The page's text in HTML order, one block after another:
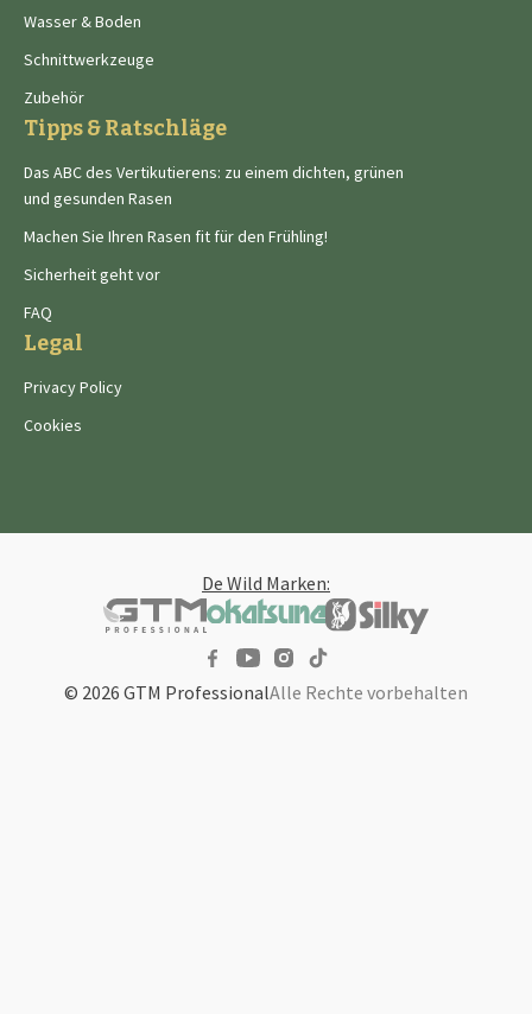
Wasser & Boden
Schnittwerkzeuge
Zubehör
Tipps & Ratschläge
Das ABC des Vertikutierens: zu einem dichten, grünen
und gesunden Rasen
Machen Sie Ihren Rasen fit für den Frühling!
Sicherheit geht vor
FAQ
Legal
Privacy Policy
Cookies
De Wild Marken:
© 2026 GTM ProfessionalAlle Rechte vorbehalten